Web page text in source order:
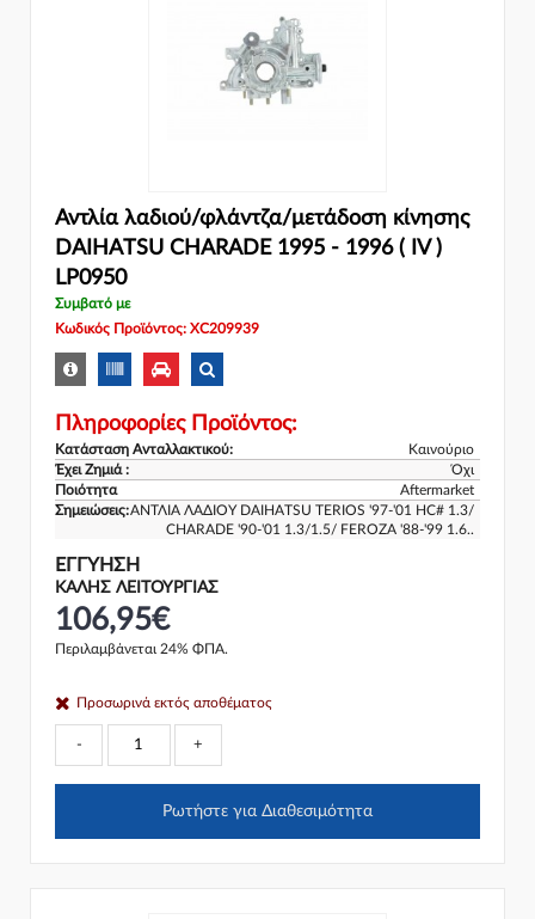
Αντλία λαδιού/φλάντζα/μετάδοση κίνησης
DAIHATSU CHARADE 1995 - 1996 ( IV )
LP0950
Συμβατό με
Κωδικός Προϊόντος: XC209939
Πληροφορίες Προϊόντος:
Κατάσταση Ανταλλακτικού:
Καινούριο
Έχει Ζημιά :
Όχι
Ποιότητα
Aftermarket
Σημειώσεις:ΑΝΤΛΙΑ ΛΑΔΙΟΥ DAIHATSU TERIOS '97-'01 HC# 1.3/
CHARADE '90-'01 1.3/1.5/ FEROZA '88-'99 1.6..
ΕΓΓΎΗΣΗ
ΚΑΛΗΣ ΛΕΙΤΟΥΡΓΙΑΣ
106,95€
Περιλαμβάνεται 24% ΦΠΑ.
Προσωρινά εκτός αποθέματος
- +
Ρωτήστε για Διαθεσιμότητα